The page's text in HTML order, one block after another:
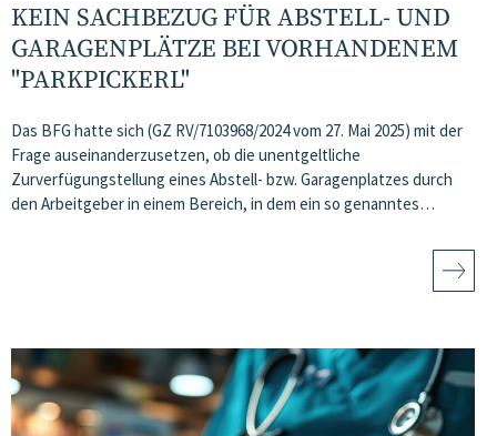
KEIN SACHBEZUG FÜR ABSTELL- UND
GARAGENPLÄTZE BEI VORHANDENEM
"PARKPICKERL"
Das BFG hatte sich (GZ RV/7103968/2024 vom 27. Mai 2025) mit der
Frage auseinanderzusetzen, ob die unentgeltliche
Zurverfügungstellung eines Abstell- bzw. Garagenplatzes durch
den Arbeitgeber in einem Bereich, in dem ein so genanntes…